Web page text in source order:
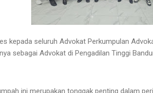
kepada seluruh Advokat Perkumpulan
sebagai Advokat di Pengadilan Tinggi
ini merupakan tonggak penting dalam